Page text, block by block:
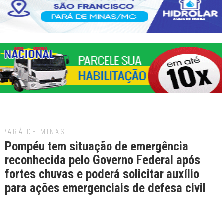
PARÁ DE MINAS
Pompéu tem situação de emergência
reconhecida pelo Governo Federal após
fortes chuvas e poderá solicitar auxílio
para ações emergenciais de defesa civil